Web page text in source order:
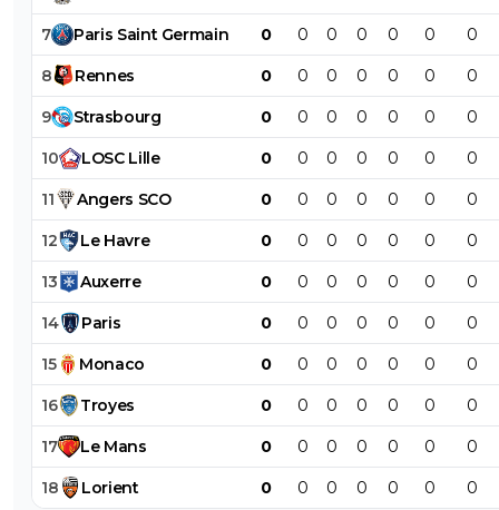
7 Paris Saint Germain 0 0 0 0 0 0 0
8 Rennes 0 0 0 0 0 0 0
9 Strasbourg 0 0 0 0 0 0 0
10 LOSC Lille 0 0 0 0 0 0 0
11 Angers SCO 0 0 0 0 0 0 0
12 Le Havre 0 0 0 0 0 0 0
13 Auxerre 0 0 0 0 0 0 0
14 Paris 0 0 0 0 0 0 0
15 Monaco 0 0 0 0 0 0 0
16 Troyes 0 0 0 0 0 0 0
17 Le Mans 0 0 0 0 0 0 0
18 Lorient 0 0 0 0 0 0 0